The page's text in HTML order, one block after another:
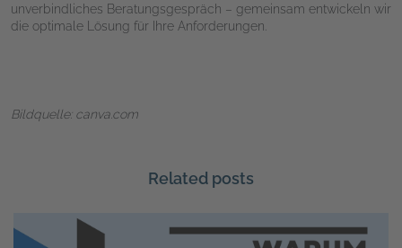
unverbindliches Beratungsgespräch – gemeinsam entwickeln wir
die optimale Lösung für Ihre Anforderungen.
Bildquelle: canva.com
Related posts